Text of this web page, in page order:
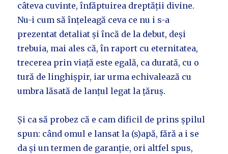
câteva cuvinte, înfăptuirea dreptății divine.
Nu-i cum să înțeleagă ceva ce nu i s-a
prezentat detaliat și încă de la debut, deși
trebuia, mai ales că, în raport cu eternitatea,
trecerea prin viață este egală, ca durată, cu o
tură de linghișpir, iar urma echivalează cu
umbra lăsată de lanțul legat la țăruș.
Și ca să probez că e cam dificil de prins șpilul
spun: când omul e lansat la (s)apă, fără a i se
da și un termen de garanție, ori altfel spus,